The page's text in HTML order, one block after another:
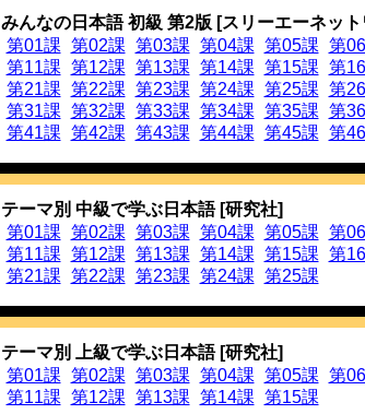
話者，話速を指定して喋れるようになっ
で話者，話速を変えることができるよう
を変えて読み上げてくれます。
詳細は こちらを，対話例は こちらをご覧下
20140825
スズキクンの機能を拡張しました。
声質を四種類から選べるようにしました
また，話速も Normal, Slow, Fast の三段
再生した音声を途中で止め，そこから再開
母音の無声化処理をより適切なものへと変
助数詞の読み，アクセントを改善しました
数字（郵便番号などのハイフンで囲まれ
複合名詞，連濁の読みを改善しました。
20140824
タイ語版を追加しました。上部の国旗を
20140725
スズキクンの喋る化に伴い，デモページを
スズキクンのピッチパターン表示におい
分）をグレー表示するオプションを追加
不具合はないと思いますが，お気付きの
20140709
スズキクンに喋る機能を付与しました。
スズキクンの挨拶はこちら 。
喋るスズキクンを詳しく知りたい方はこち
20140704
アクセス履歴に2014年6月のアクセス履歴
みんなの日本語 初級 第2版 [スリーエーネット
第01課 第02課 第03課 第04課 第05課 第
第11課 第12課 第13課 第14課 第15課 第
第21課 第22課 第23課 第24課 第25課 第
第31課 第32課 第33課 第34課 第35課 第
第41課 第42課 第43課 第44課 第45課 第
テーマ別 中級で学ぶ日本語 [研究社]
第01課 第02課 第03課 第04課 第05課 第
第11課 第12課 第13課 第14課 第15課 第
第21課 第22課 第23課 第24課 第25課
テーマ別 上級で学ぶ日本語 [研究社]
第01課 第02課 第03課 第04課 第05課 第
第11課 第12課 第13課 第14課 第15課